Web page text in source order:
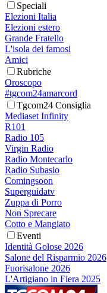
Speciali
Elezioni Italia
Elezioni estero
Grande Fratello
L'isola dei famosi
Amici
Rubriche
Oroscopo
#tgcom24amarcord
Tgcom24 Consiglia
Mediaset Infinity
R101
Radio 105
Virgin Radio
Radio Montecarlo
Radio Subasio
Comingsoon
Superguidatv
Zuppa di Porro
Non Sprecare
Cotto e Mangiato
Eventi
Identità Golose 2026
Salone del Risparmio 2026
Fuorisalone 2026
L'Artigiano in Fiera 2025